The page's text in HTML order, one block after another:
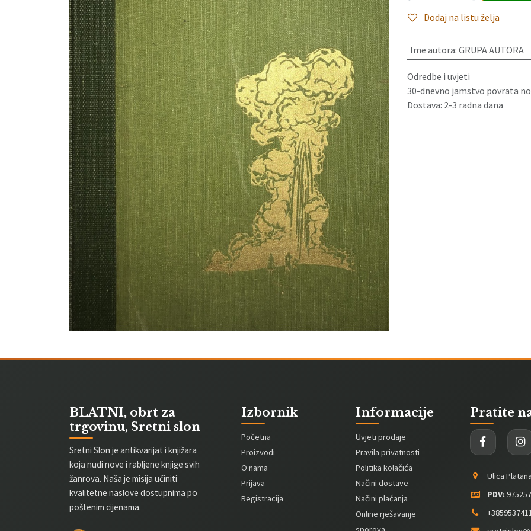
Dodaj na listu želja
Ime autora: GRUPA AUTORA
Odredbe i uvjeti
30-dnevno jamstvo povrata
Dostava: 2-3 radna dana
BLATNI, obrt za
trgovinu, Sretni slon
Sretni Slon je antikvarijat i knjižara
koja nudi nove i rabljene knjige svih
žanrova. Naša je misija učiniti
kvalitetne naslove dostupnima po
poštenim cijenama.
Izbornik
Početna
Proizvodi
O nama
Prijava
Registracija
Informacije
Uvjeti prodaje
Pravila privatnosti
Politika kolačića
Načini dostave
Načini plaćanja
Online rješavanje
Pratite
Ulica
PDV: